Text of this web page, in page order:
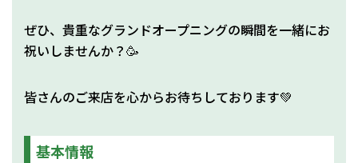
ぜひ、貴重なグランドオープニングの瞬間を一緒にお
祝いしませんか？🥳
皆さんのご来店を心からお待ちしております💚
基本情報